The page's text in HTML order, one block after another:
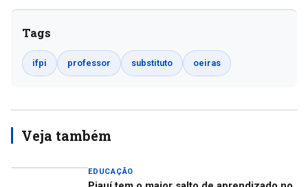
Tags
ifpi professor substituto oeiras
Veja também
EDUCAÇÃO